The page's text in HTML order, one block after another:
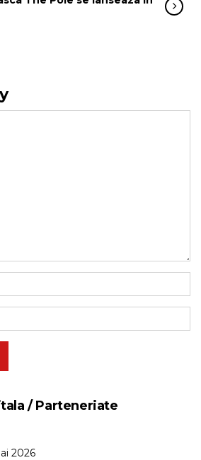
/ Parteneriate
2026